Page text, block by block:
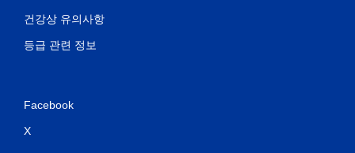
건강상 유의사항
등급 관련 정보
Facebook
X